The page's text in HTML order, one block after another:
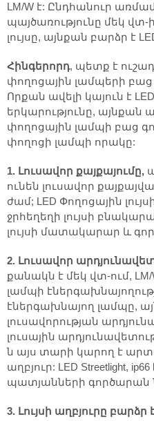
LM/W է: Ընդհանուր
պայծառությունը մեկ
լույսը, այնքան բարձր է
Հինգերորդ, պետք է
փողոցային լամպերի բաց
Որքան ավելի կայուն է
երկարությունը, այնքան
փողոցային լամպի բաց
փողոցի լամպի որակը:
1. Լուսավոր քայքայումը,
ունեն լուսավոր
ժամ; LED Փողոցային
ջրհեղեղի լույսի
լույսի մատակարար և
2. Լուսավոր
քանակն է մեկ վտ-ում,
լամպի
էներգախնայող լամպը,
լուսավորության
լուսային
ն այս տարի կարող է
աղբյուր: LED Streetlight,
պատյանների գործարան
3. Լույսի աղբյուրը բարձր